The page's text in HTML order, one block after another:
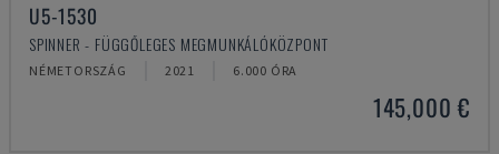
U5-1530
SPINNER - FÜGGŐLEGES MEGMUNKÁLÓKÖZPONT
NÉMETORSZÁG 2021 6.000 ÓRA
145,000 €